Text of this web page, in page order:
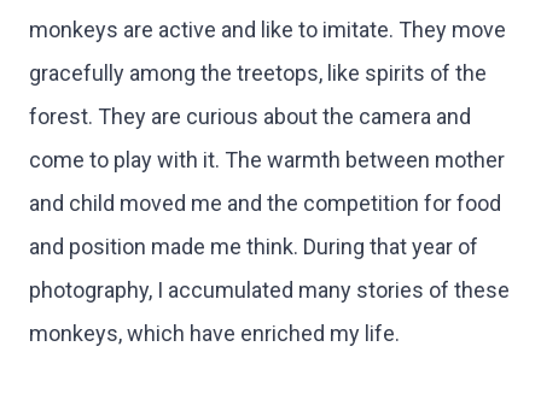
monkeys are active and like to imitate. They move
gracefully among the treetops, like spirits of the
forest. They are curious about the camera and
come to play with it. The warmth between mother
and child moved me and the competition for food
and position made me think. During that year of
photography, I accumulated many stories of these
monkeys, which have enriched my life.